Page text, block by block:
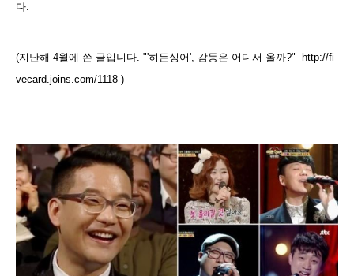
다.
(지난해 4월에 쓴 글입니다. "'히든싱어', 감동은 어디서 올까?"
http://fi
vecard.joins.com/1118 )